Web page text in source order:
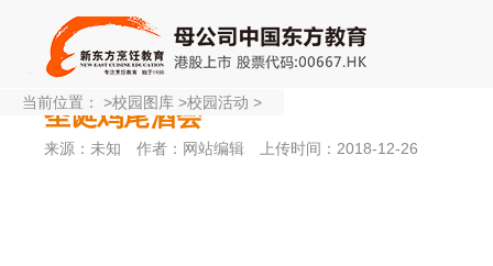
圣诞鸡尾酒会
来源：未知 作者：网站编辑 上传时间：2018-12-26
当前位置： >校园图库 >校园活动 >